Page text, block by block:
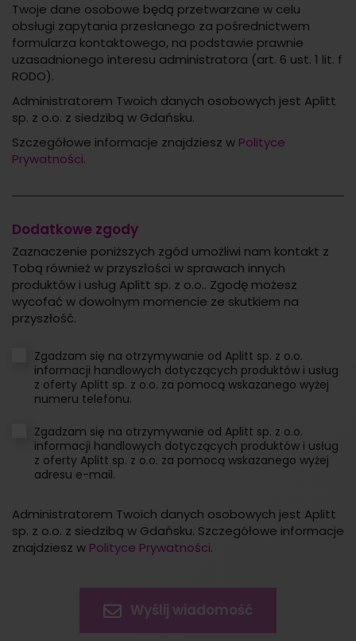
Twoje dane osobowe będą przetwarzane w celu
obsługi zapytania przesłanego za pośrednictwem
formularza kontaktowego, na podstawie prawnie
uzasadnionego interesu administratora (art. 6 ust. 1 lit. f
RODO).
Administratorem Twoich danych osobowych jest Aplitt
sp. z o.o. z siedzibą w Gdańsku.
Szczegółowe informacje znajdziesz w Polityce
Prywatności.
Dodatkowe zgody
Zaznaczenie poniższych zgód umożliwi nam kontakt z
Tobą również w przyszłości w sprawach innych
produktów i usług Aplitt sp. z o.o.. Zgodę możesz
wycofać w dowolnym momencie ze skutkiem na
przyszłość.
Zgadzam się na otrzymywanie od Aplitt sp. z o.o.
informacji handlowych dotyczących produktów i usług
z oferty Aplitt sp. z o.o. za pomocą wskazanego wyżej
numeru telefonu.
Zgadzam się na otrzymywanie od Aplitt sp. z o.o.
informacji handlowych dotyczących produktów i usług
z oferty Aplitt sp. z o.o. za pomocą wskazanego wyżej
adresu e-mail.
Administratorem Twoich danych osobowych jest Aplitt
sp. z o.o. z siedzibą w Gdańsku. Szczegółowe informacje
znajdziesz w Polityce Prywatności.